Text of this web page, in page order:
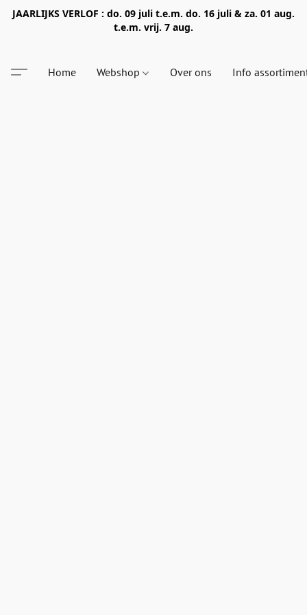
JAARLIJKS VERLOF : do. 09 juli t.e.m. do. 16 juli & za. 01 aug.
t.e.m. vrij. 7 aug.
Home Webshop Over ons Info